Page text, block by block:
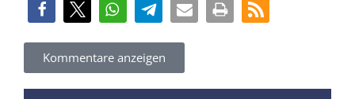
Kommentare anzeigen